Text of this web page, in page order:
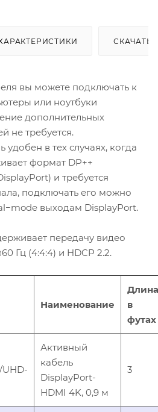
СКАЧАТЬ
вы можете подключать к
или ноутбуки
дополнительных
не требуется.
удобен в тех случаях, когда
формат DP++
и требуется
подключать его можно
выходам DisplayPort.
передачу видео
Гц (4:4:4) и HDCP 2.2.
Наименование
Длина
в
футах
Активный
кабель
DisplayPort-
HDMI 4K, 0,9 м
3